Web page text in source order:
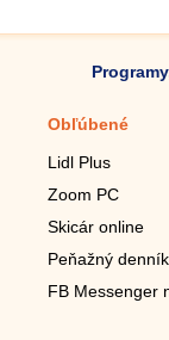
Obľúbené
Lidl Plus
Zoom PC
Skicár online
Peňažný denník
FB Messenger